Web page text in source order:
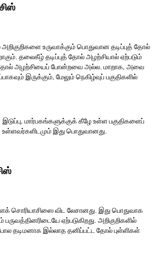
அறிகுறிகளை உருவாக்கும் பொதுவான தடிப்புத் தோல்
தலைகீழ் தடிப்புத் தோல் அழற்சியால் ஏற்படும்
தோல் அழற்சியைப் போன்றவை அல்ல. மாறாக, அவை
இருக்கும், மேலும் நெகிழ்வுப் பகுதிகளில்
மார்பகங்களுக்குக் கீழே உள்ள பகுதிகளைப்
உள்ளவர்களிடமும் இது பொதுவானது.
சொரியாசிஸை விட லேசானது. இது பொதுவாக
ஏற்படுகிறது. அறிகுறிகளில்
தடிமனாக இல்லாத தனிப்பட்ட தோல் புள்ளிகள்